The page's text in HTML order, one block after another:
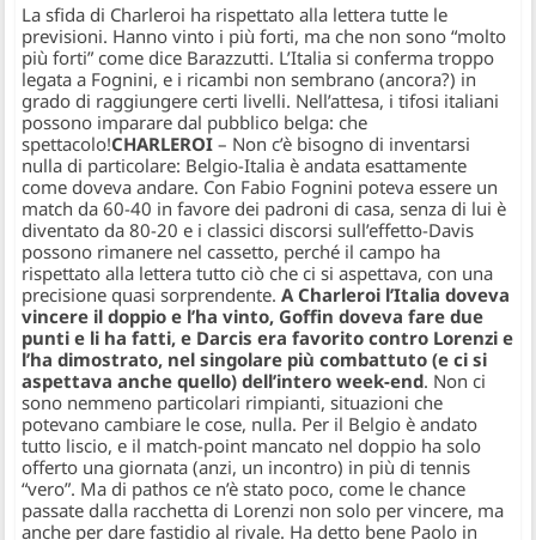
La sfida di Charleroi ha rispettato alla lettera tutte le
previsioni. Hanno vinto i più forti, ma che non sono “molto
più forti” come dice Barazzutti. L’Italia si conferma troppo
legata a Fognini, e i ricambi non sembrano (ancora?) in
grado di raggiungere certi livelli. Nell’attesa, i tifosi italiani
possono imparare dal pubblico belga: che
spettacolo!CHARLEROI– Non c’è bisogno di inventarsi
nulla di particolare: Belgio-Italia è andata esattamente
come doveva andare. Con Fabio Fognini poteva essere un
match da 60-40 in favore dei padroni di casa, senza di lui è
diventato da 80-20 e i classici discorsi sull’effetto-Davis
possono rimanere nel cassetto, perché il campo ha
rispettato alla lettera tutto ciò che ci si aspettava, con una
precisione quasi sorprendente.A Charleroi l’Italia doveva
vincere il doppio e l’ha vinto, Goffin doveva fare due
punti e li ha fatti, e Darcis era favorito contro Lorenzi e
l’ha dimostrato, nel singolare più combattuto (e ci si
aspettava anche quello) dell’intero week-end. Non ci
sono nemmeno particolari rimpianti, situazioni che
potevano cambiare le cose, nulla. Per il Belgio è andato
tutto liscio, e il match-point mancato nel doppio ha solo
offerto una giornata (anzi, un incontro) in più di tennis
“vero”. Ma di pathos ce n’è stato poco, come le chance
passate dalla racchetta di Lorenzi non solo per vincere, ma
anche per dare fastidio al rivale. Ha detto bene Paolo in